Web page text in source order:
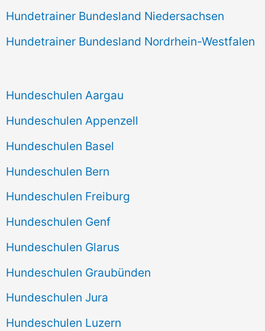
Hundetrainer Bundesland Niedersachsen
Hundetrainer Bundesland Nordrhein-Westfalen
Hundeschulen Aargau
Hundeschulen Appenzell
Hundeschulen Basel
Hundeschulen Bern
Hundeschulen Freiburg
Hundeschulen Genf
Hundeschulen Glarus
Hundeschulen Graubünden
Hundeschulen Jura
Hundeschulen Luzern